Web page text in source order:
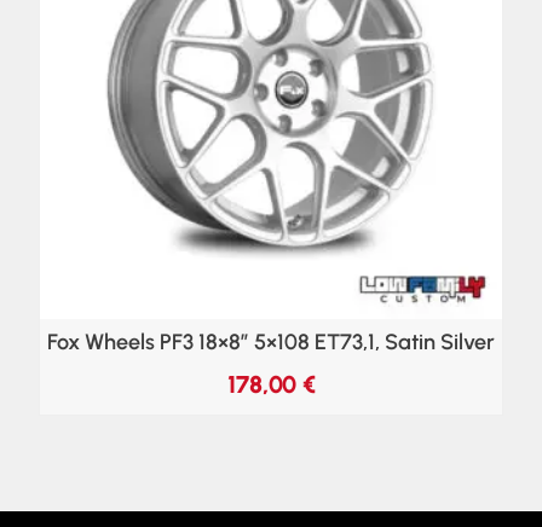
Fox Wheels PF3 18×8″ 5×108 ET73,1, Satin Silver
178,00 €